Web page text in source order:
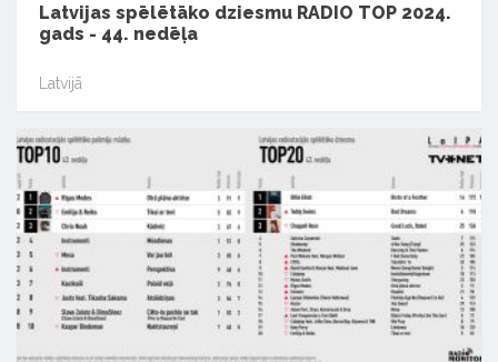
Latvijas spēlētāko dziesmu RADIO TOP 2024.
gads - 44. nedēļa
Latvijā